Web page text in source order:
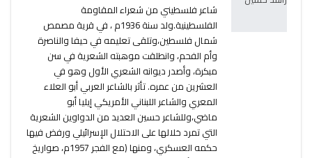
شاعر فلسطيني من شعراء المقاومة
الفلسطينية.ولد سنة 1936م ، في قرية مصمص
شمال فلسطين،وتلقى تعليمه في حيفا والناصرة
وأم الفحم، وانطلقت موهبته الشعرية في سن
مبكرة، وأصدر ديوانه الشعري الأول وهو في
العشرين من عمره. تأثر بالشاعر العربي أبو العلاء
المعري والشاعر اللبناني الأمريكي إيليا أبو
ماضي،وللشاعر حسين العديد من الدواوين الشعرية
التي تمرد خلالها على الاحتلال الإسرائيلي ورفض فيها
حكمه العسكري، ومنها (مع الفجر 1957م، صواريخ